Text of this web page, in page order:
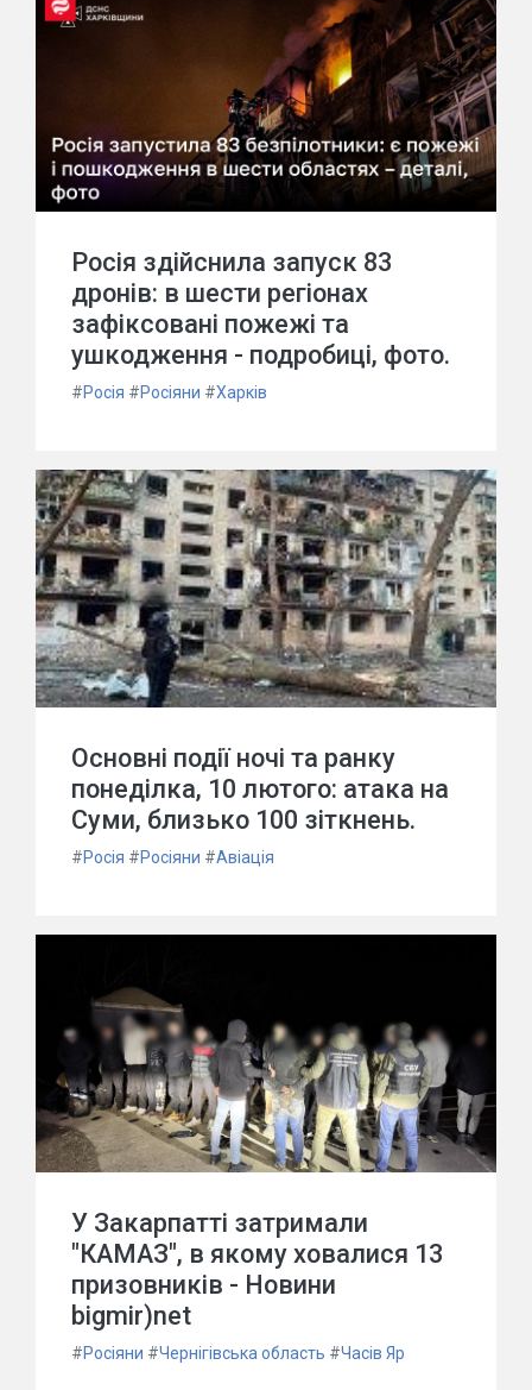
Росія здійснила запуск 83
дронів: в шести регіонах
зафіксовані пожежі та
ушкодження - подробиці, фото.
#Росія #Росіяни #Харків
Основні події ночі та ранку
понеділка, 10 лютого: атака на
Суми, близько 100 зіткнень.
#Росія #Росіяни #Авіація
У Закарпатті затримали
"КАМАЗ", в якому ховалися 13
призовників - Новини
bigmir)net
#Росіяни #Чернігівська область #Часів Яр